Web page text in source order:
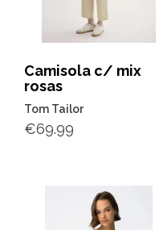
Camisola c/ mix
rosas
Tom Tailor
€69.99